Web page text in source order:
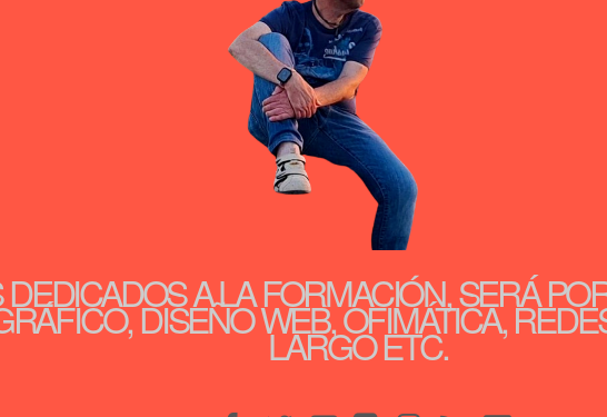
A LA FORMACIÓN, SERÁ
DISEÑO WEB, OFIMÁTICA,
LARGO ETC.